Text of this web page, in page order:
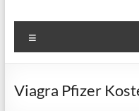
Viagra Pfizer